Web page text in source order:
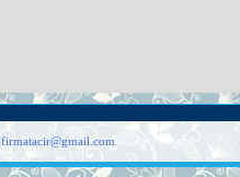
firmatacir@gmail.com